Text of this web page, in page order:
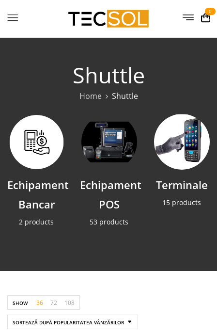
0
Shuttle
Home Shuttle
Echipament
Bancar
2 products
Echipament
POS
53 products
Terminale
15 products
SORTEAZĂ DUPĂ POPULARITATEA VÂNZĂRILOR
SHOW 36 72 108